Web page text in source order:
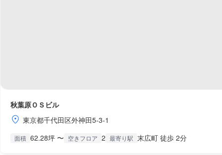
秋葉原ＯＳビル
東京都千代田区外神田5-3-1
面積 62.28坪 〜 空きフロア 2 最寄り駅 末広町 徒歩 2分